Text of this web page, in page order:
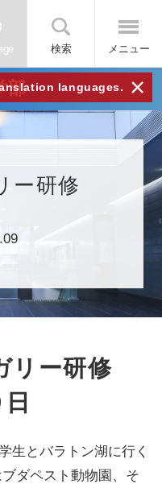
検索 メニュー
languages. ×
部
ー研修
リー研修
生とバラトン湖に行く
ダペスト動物園、そ